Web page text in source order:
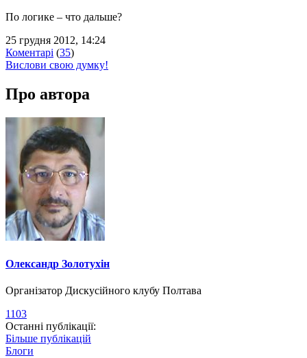
По логике – что дальше?
25 грудня 2012, 14:24
Коментарі (35)
Вислови свою думку!
Про автора
Олександр Золотухін
Організатор Дискусійного клубу Полтава
1103
Останні публікації:
Більше публікацій
Блоги